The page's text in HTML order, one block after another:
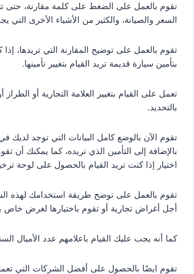
تقوم بالعمل على الضغط على كلمة مقارنة،
السعر والصيانة، والكثير من الأشياء الأخرى التي
تقوم بالعمل على توضيح المقارنة التي تريدها،
بتأمين سيارة قديمة تريد القيام بتغيير تأمينها.
تعمل على القيام بتغيير العلامة التجارية أو
بالتحديد.
تقوم الآن بالوضع كامل البيانات التي توجد لديك
بالإضافة إلى التأمين الذي تريده، كما يمكنك أن
اختيار إذا كنت تريد القيام بالحصول على لوحة
تقوم بالعمل على توضح طريقة استخدامك لهذه
أجل أغراض تجارية أو تقوم باختيارها لغرض خاص
كما أنه يجب عليك القيام باعلامهم عدد الأميال
تقوم ايضًا بالحصول على أفضل الشركات التي